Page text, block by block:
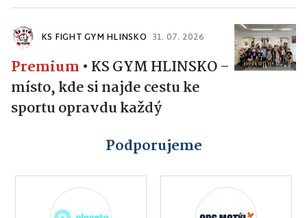
KS FIGHT GYM HLINSKO 31. 07. 2026
Premium • KS GYM HLINSKO –
místo, kde si najde cestu ke
sportu opravdu každý
Podporujeme